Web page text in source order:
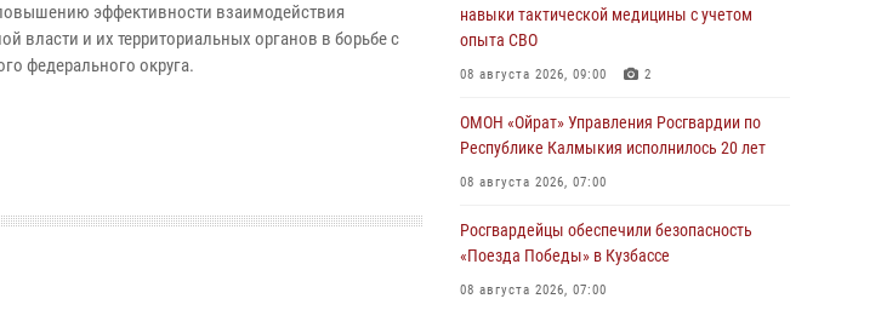
эффективности взаимодействия
власти и их территориальных органов в борьбе с
федерального округа.
навыки тактической медицины с учетом
опыта СВО
08 августа 2026, 09:00 2
ОМОН «Ойрат» Управления Росгвардии по
Республике Калмыкия исполнилось 20 лет
08 августа 2026, 07:00
Росгвардейцы обеспечили безопасность
«Поезда Победы» в Кузбассе
08 августа 2026, 07:00